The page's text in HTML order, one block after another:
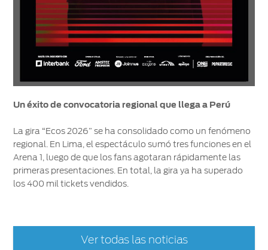
Un éxito de convocatoria regional que llega a Perú
La gira “Ecos 2026” se ha consolidado como un fenómeno
regional. En Lima, el espectáculo sumó tres funciones en el
Arena 1, luego de que los fans agotaran rápidamente las
primeras presentaciones. En total, la gira ya ha superado
los 400 mil tickets vendidos.
Ver todas las noticias